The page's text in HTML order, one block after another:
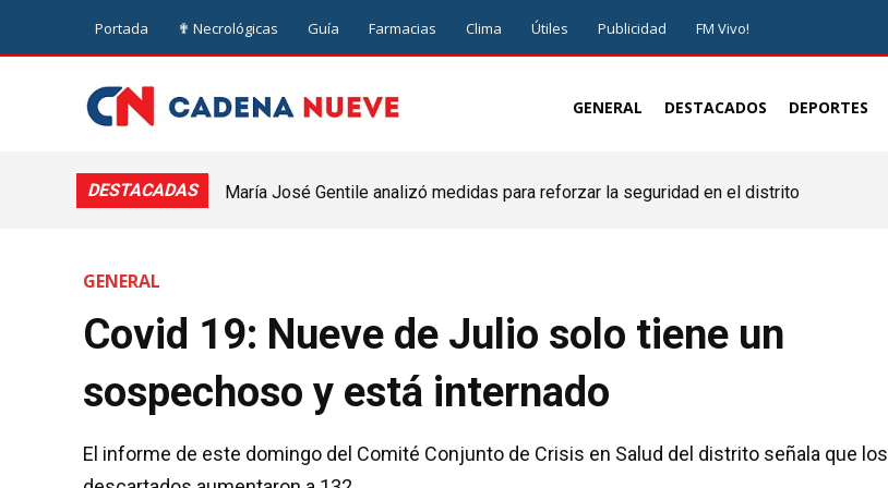
Portada ✟ Necrológicas Guía Farmacias Clima Útiles Publicidad FM Vivo!
GENERAL DESTACADOS DEPORTES
DESTACADAS
María José Gentile analizó medidas para reforzar la seguridad en el distrito
GENERAL
Covid 19: Nueve de Julio solo tiene un
sospechoso y está internado
El informe de este domingo del Comité Conjunto de Crisis en Salud del distrito señala que los